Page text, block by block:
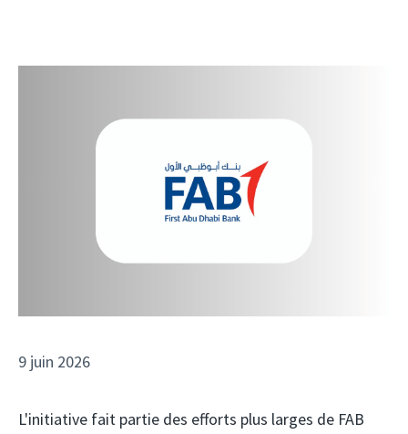
9 juin 2026
L'initiative fait partie des efforts plus larges de FAB